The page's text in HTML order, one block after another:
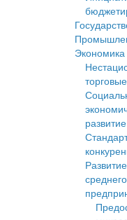
развитие
среднего